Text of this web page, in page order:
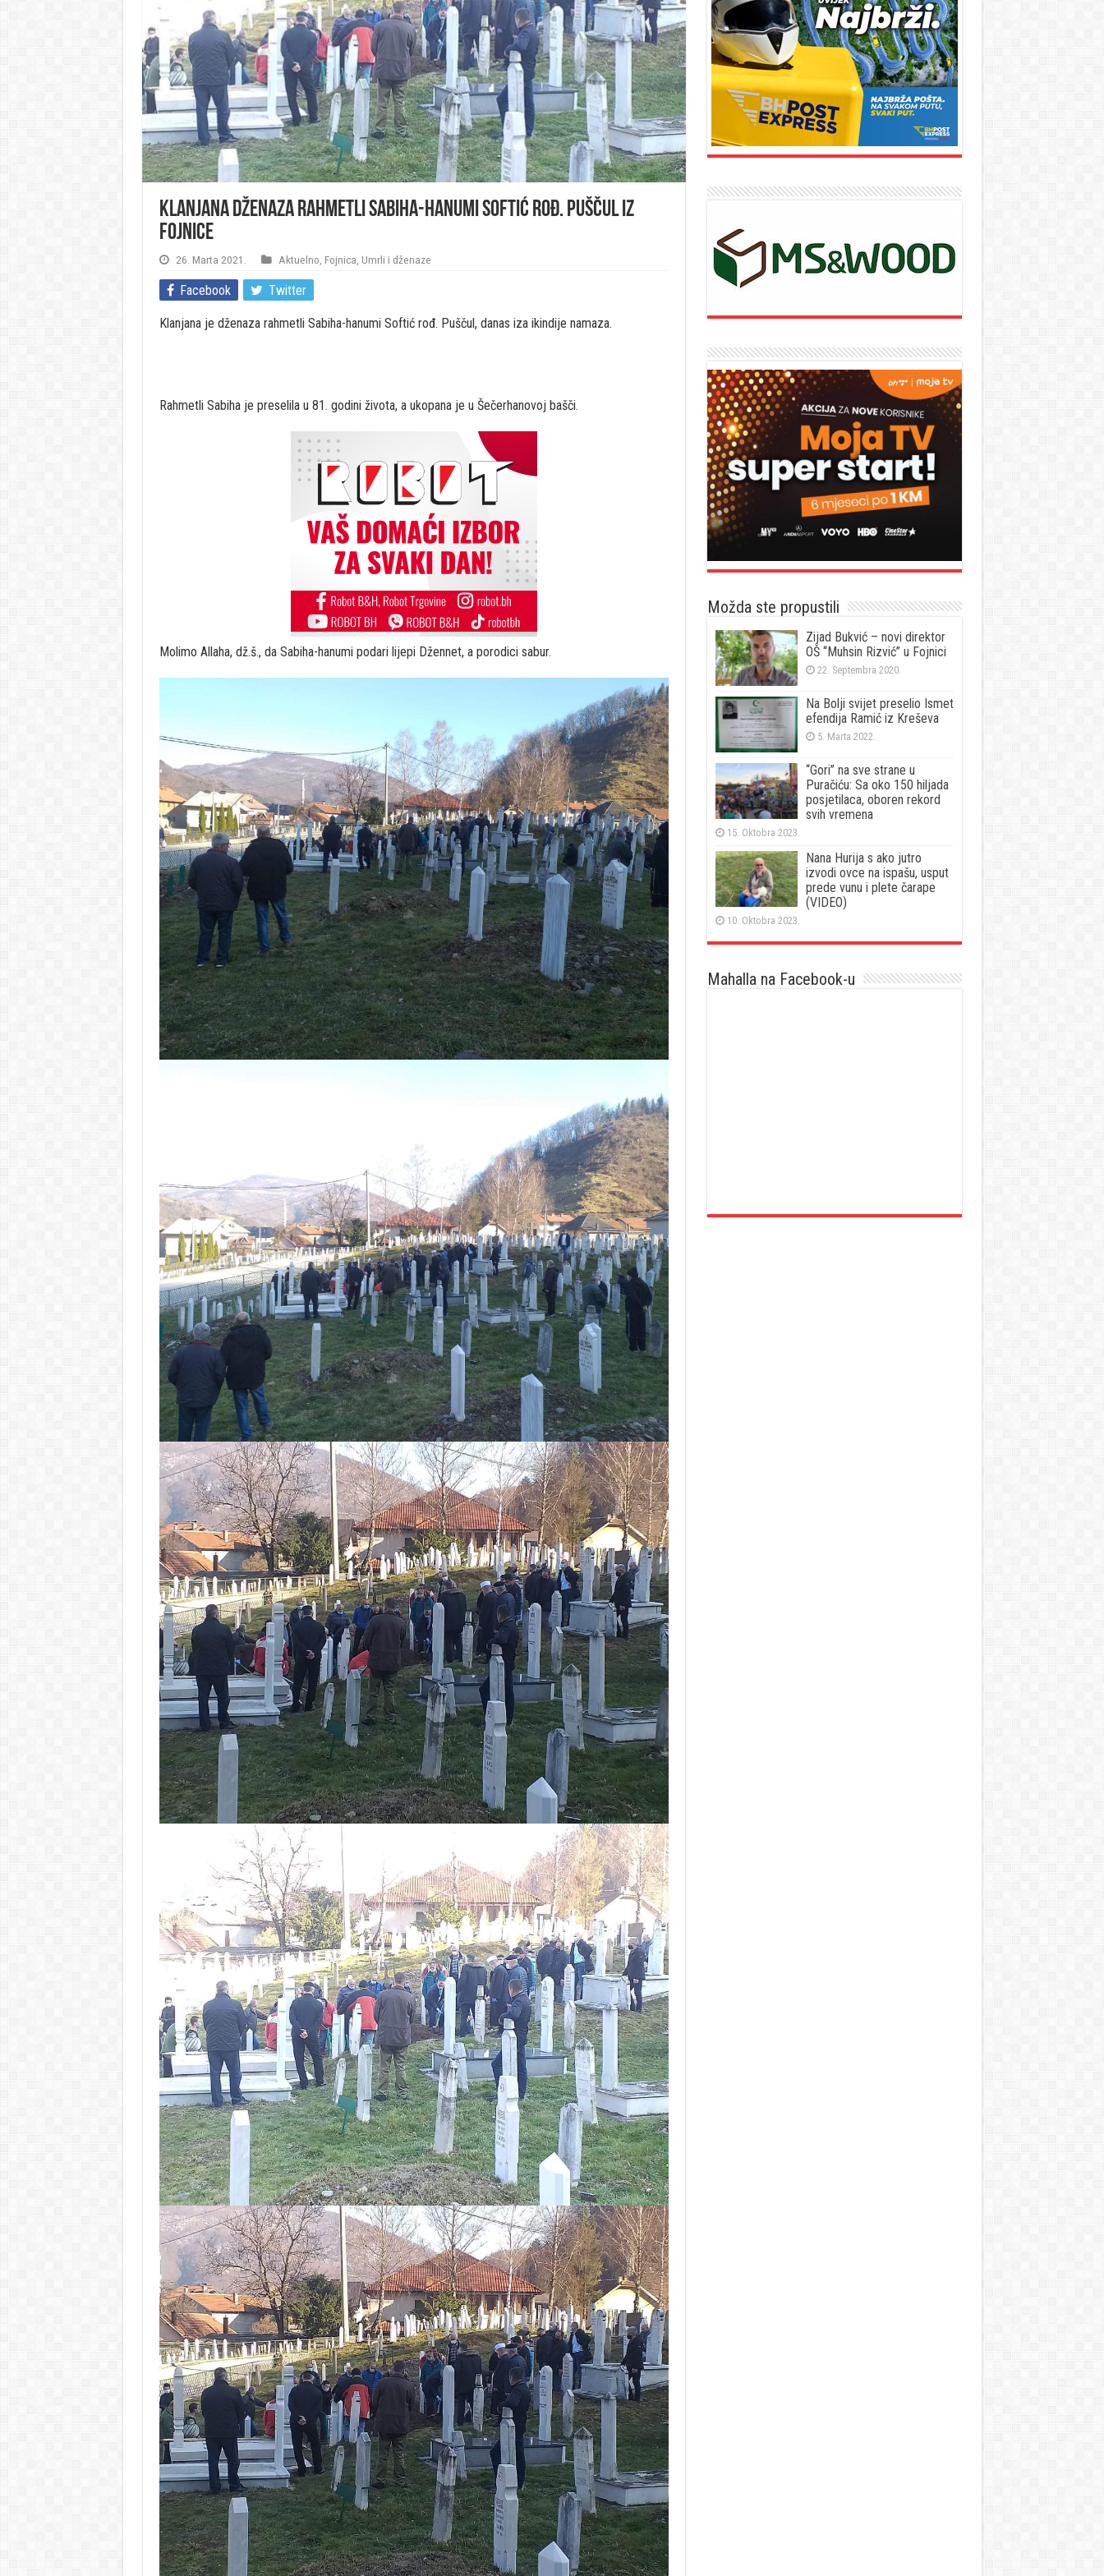
Klanjana dženaza rahmetli Sabiha-hanumi Softić rođ. Puščul iz
Fojnice
26. Marta 2021. Aktuelno Fojnica Umrli i dženaze
Facebook Twitter
Klanjana je dženaza rahmetli Sabiha-hanumi Softić rođ. Puščul, danas iza ikindije namaza.
Rahmetli Sabiha je preselila u 81. godini života, a ukopana je u Šečerhanovoj bašči.
Molimo Allaha, dž.š., da Sabiha-hanumi podari lijepi Džennet, a porodici sabur.
Možda ste propustili
Zijad Bukvić – novi direktor
OŠ “Muhsin Rizvić” u Fojnici
22. Septembra 2020.
Na Bolji svijet preselio Ismet
efendija Ramić iz Kreševa
5. Marta 2022.
“Gori” na sve strane u
Puračiću: Sa oko 150 hiljada
posjetilaca, oboren rekord
svih vremena
15. Oktobra 2023.
Nana Hurija s ako jutro
izvodi ovce na ispašu, usput
prede vunu i plete čarape
(VIDEO)
10. Oktobra 2023.
Mahalla na Facebook-u